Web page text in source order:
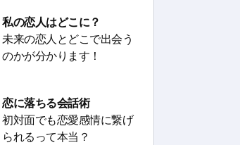
私の恋人はどこに？
未来の恋人とどこで出会う
のかが分かります！
恋に落ちる会話術
初対面でも恋愛感情に繋げ
られるって本当？